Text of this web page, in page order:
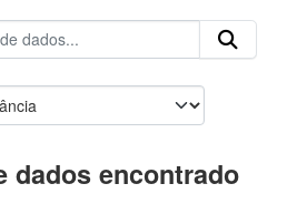
dados encontrado